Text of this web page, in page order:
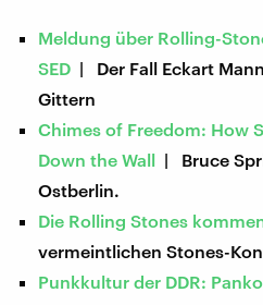
Meldung über Rolling-
SED | Der Fall Eckart
Gittern
Chimes of Freedom: How
Down the Wall | Bruce
Ostberlin.
Die Rolling Stones
vermeintlichen Stones-
Punkkultur der DDR: